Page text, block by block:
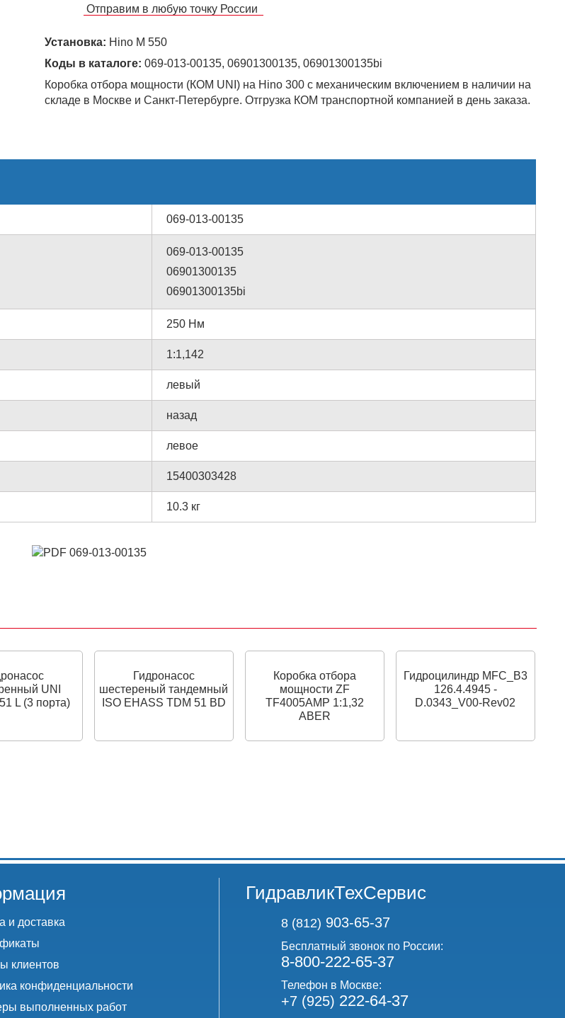
Отправим в любую точку России
Установка: Hino M 550
Коды в каталоге: 069-013-00135, 06901300135, 06901300135bi
Коробка отбора мощности (КОМ UNI) на Hino 300 с механическим включением в наличии на
складе в Москве и Санкт-Петербурге. Отгрузка КОМ транспортной компанией в день заказа.
069-013-00135
069-013-00135
06901300135
06901300135bi
250 Нм
1:1,142
левый
назад
левое
15400303428
10.3 кг
UNI
L (3 порта)
Гидронасос
шестереный тандемный
ISO EHASS TDM 51 BD
Коробка отбора
мощности ZF
TF4005AMP 1:1,32
ABER
Гидроцилиндр MFC_B3
126.4.4945 -
D.0343_V00-Rev02
и доставка
клиентов
конфиденциальности
выполненных работ
ГидравликТехСервис
8 (812) 903-65-37
Бесплатный звонок по России:
8-800-222-65-37
Телефон в Москве:
+7 (925) 222-64-37